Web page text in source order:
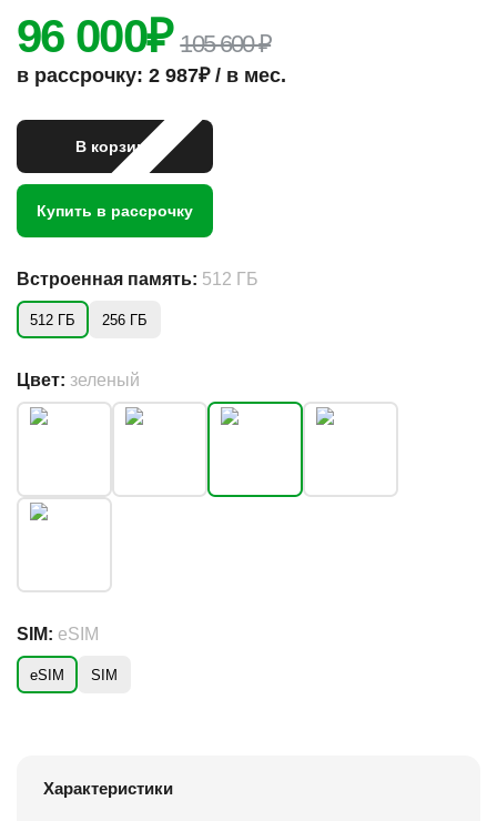
96 000₽ 105 600 ₽
в рассрочку: 2 987₽ / в мес.
В корзину
Купить в рассрочку
Встроенная память: 512 ГБ
512 ГБ 256 ГБ
Цвет: зеленый
SIM: eSIM
eSIM SIM
Характеристики